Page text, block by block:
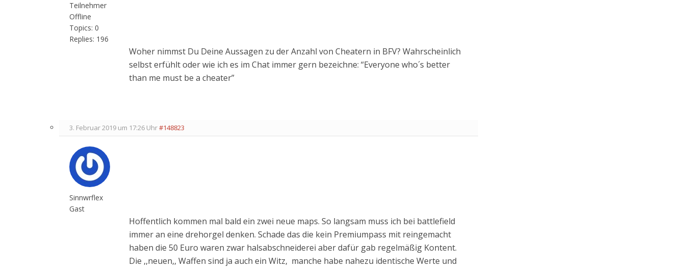
Teilnehmer
Offline
Topics: 0
Replies: 196
Woher nimmst Du Deine Aussagen zu der Anzahl von Cheatern in BFV? Wahrscheinlich
selbst erfühlt oder wie ich es im Chat immer gern bezeichne: “Everyone who´s better
than me must be a cheater”
3. Februar 2019 um 17:26 Uhr#148823
Sinnwrflex
Gast
Hoffentlich kommen mal bald ein zwei neue maps. So langsam muss ich bei battlefield
immer an eine drehorgel denken. Schade das die kein Premiumpass mit reingemacht
haben die 50 Euro waren zwar halsabschneiderei aber dafür gab regelmäßig Kontent.
Die ,,neuen,, Waffen sind ja auch ein Witz, manche habe nahezu identische Werte und